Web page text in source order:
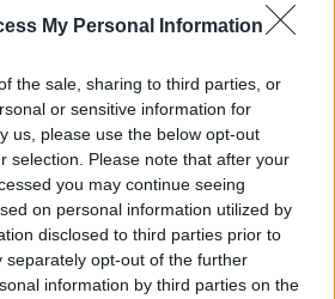
My Personal Information
the sale, sharing to third parties, or
or sensitive information for
us, please use the below opt-out
selection. Please note that after your
you may continue seeing
on personal information utilized by
disclosed to third parties prior to
separately opt-out of the further
information by third parties on the
egyszer sincs rajta